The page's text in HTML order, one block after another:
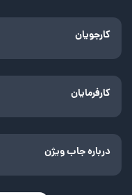
کارجویان
کارفرمایان
درباره جاب ویژن